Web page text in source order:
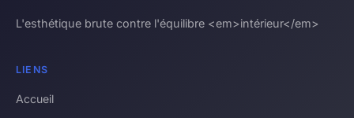
L'esthétique brute contre l'équilibre <em>intérieur</em>
LIENS
Accueil